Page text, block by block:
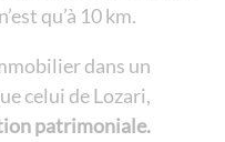
qu’à 10 km.
dans un
celui de Lozari,
patrimoniale.